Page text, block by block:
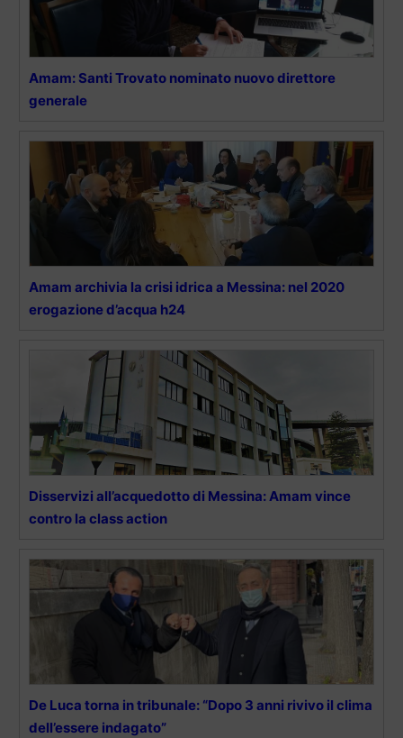
Amam: Santi Trovato nominato nuovo direttore
generale
Amam archivia la crisi idrica a Messina: nel 2020
erogazione d’acqua h24
Disservizi all’acquedotto di Messina: Amam vince
contro la class action
De Luca torna in tribunale: “Dopo 3 anni rivivo il clima
dell’essere indagato”